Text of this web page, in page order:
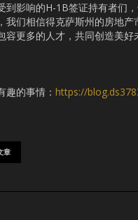
到影响的H-1B签证持有者们
我们相信得克萨斯州的房地
容更多的人才，共同创造美好
趣的事情： https://
章